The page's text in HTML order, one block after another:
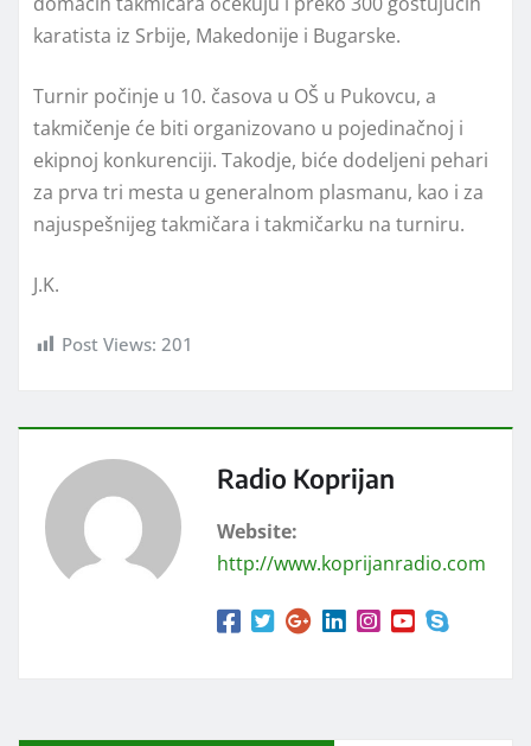
karatista iz Srbije, Makedonije i Bugarske.
Turnir počinje u 10. časova u OŠ u Pukovcu, a
takmičenje će biti organizovano u pojedinačnoj i
ekipnoj konkurenciji. Takodje, biće dodeljeni pehari
za prva tri mesta u generalnom plasmanu, kao i za
najuspešnijeg takmičara i takmičarku na turniru.
J.K.
Post Views: 201
Radio Koprijan
Website:
http://www.koprijanradio.com